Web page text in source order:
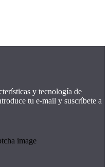
y tecnología de
tu e-mail y suscríbete a